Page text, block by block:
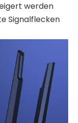
werden
Signalflecken